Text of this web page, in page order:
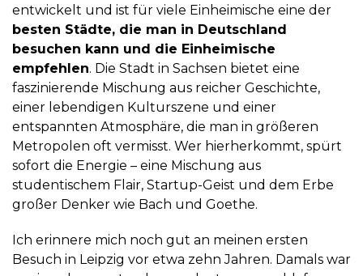
entwickelt und ist für viele Einheimische eine der
besten Städte, die man in Deutschland
besuchen kann und die Einheimische
empfehlen. Die Stadt in Sachsen bietet eine
faszinierende Mischung aus reicher Geschichte,
einer lebendigen Kulturszene und einer
entspannten Atmosphäre, die man in größeren
Metropolen oft vermisst. Wer hierherkommt, spürt
sofort die Energie – eine Mischung aus
studentischem Flair, Startup-Geist und dem Erbe
großer Denker wie Bach und Goethe.
Ich erinnere mich noch gut an meinen ersten
Besuch in Leipzig vor etwa zehn Jahren. Damals war